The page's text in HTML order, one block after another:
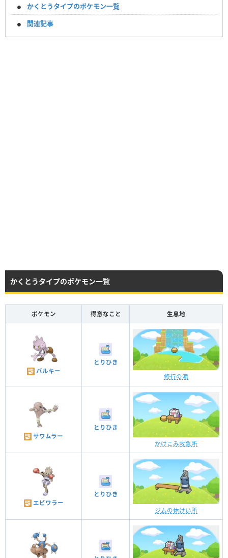
かくとうタイプのポケモン一覧
関連記事
かくとうタイプのポケモン一覧
ポケモン 得意なこと 生息地
バルキー
とりひき
修行の滝
サワムラー
とりひき
かけこみ救急所
エビワラー
とりひき
ジムの休けい所